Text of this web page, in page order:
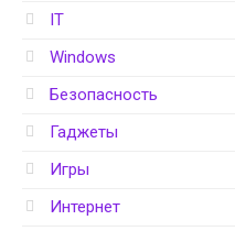
IT
Windows
Безопасность
Гаджеты
Игры
Интернет